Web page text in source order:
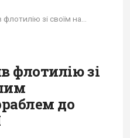
флотилію зі
до